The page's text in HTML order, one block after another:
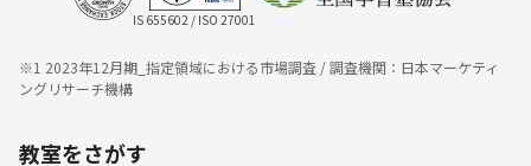
IS 655602 / ISO 27001
※1 2023年12月期_指定領域における市場調査 / 調査機関：日本マーケティ
ングリサーチ機構
教室をさがす